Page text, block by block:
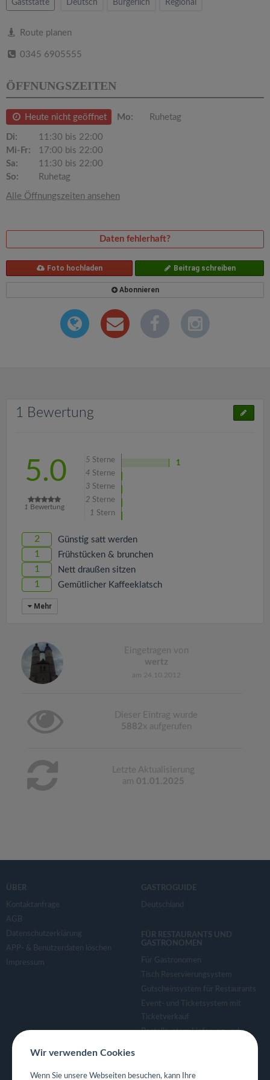
Gaststätte Deutsch Bürgerlich Regional
Route planen
0345 6905555
ÖFFNUNGSZEITEN
Heute nicht geöffnet Mo: Ruhetag
Di:
11:30 bis 22:00
Mi-Fr:
17:00 bis 22:00
Sa:
11:30 bis 22:00
So:
Ruhetag
Alle Öffnungszeiten ansehen
Daten fehlerhaft?
Foto hochladen Beitrag schreiben
Abonnieren
1 Bewertung
5.0
1 Bewertung
5 Sterne
1
4 Sterne
3 Sterne
2 Sterne
1 Stern
2 Günstig satt werden
1 Frühstücken & brunchen
1 Nett draußen sitzen
1 Gemütlicher Kaffeeklatsch
Mehr
Eingetragen von
wertz
am 24.10.2012
Dieser Eintrag wurde
5882x aufgerufen
Letzte Aktualisierung
am 01.01.2025
ÜBER
Kontaktanfrage
AGB
Datenschutzerklärung
APP- & Benutzerdaten löschen
Impressum
GASTROGUIDE
Deutschland
FÜR RESTAURANTS UND
GASTRONOMEN
Für Gastronomen
Tisch Reservierungsystem
Gutscheinsystem für Restaurants
Event- und Ticketsystem mit
Ticketverkauf
Bestellsystem Lieferung und
Eigene App für Restaurant
Wir verwenden Cookies
Wenn Sie unsere Webseiten besuchen, kann Ihre
i
a
o